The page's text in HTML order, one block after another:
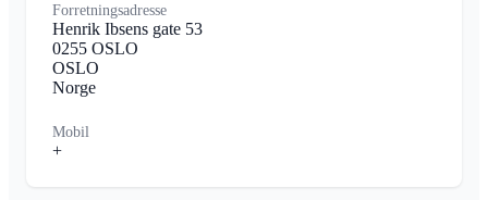
Forretningsadresse
Henrik Ibsens gate 53
0255 OSLO
OSLO
Norge
Mobil
+